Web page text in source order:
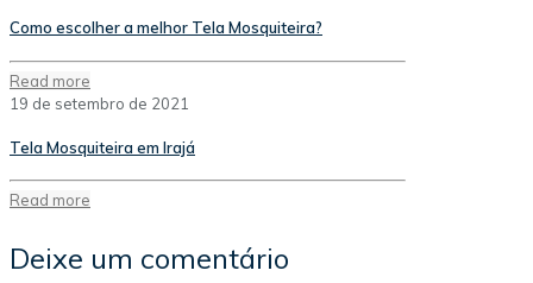
Como escolher a melhor Tela Mosquiteira?
Read more
19 de setembro de 2021
Tela Mosquiteira em Irajá
Read more
Deixe um comentário